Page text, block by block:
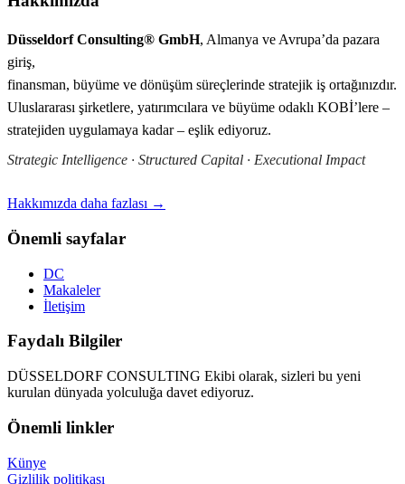
Düsseldorf Consulting® GmbH, Almanya ve Avrupa’da pazara
giriş,
finansman, büyüme ve dönüşüm süreçlerinde stratejik iş ortağınızdır.
Uluslararası şirketlere, yatırımcılara ve büyüme odaklı KOBİ’lere –
stratejiden uygulamaya kadar – eşlik ediyoruz.
Strategic Intelligence · Structured Capital · Executional Impact
Hakkımızda daha fazlası →
Önemli sayfalar
DC
Makaleler
İletişim
Faydalı Bilgiler
DÜSSELDORF CONSULTING Ekibi olarak, sizleri bu yeni
kurulan dünyada yolculuğa davet ediyoruz.
Önemli linkler
Künye
Gizlilik politikası